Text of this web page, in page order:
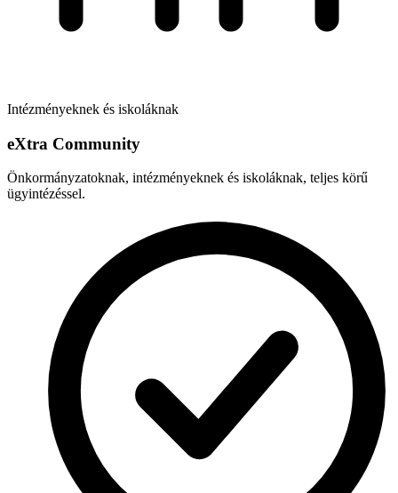
Intézményeknek és iskoláknak
eXtra Community
Önkormányzatoknak, intézményeknek és iskoláknak, teljes körű
ügyintézéssel.